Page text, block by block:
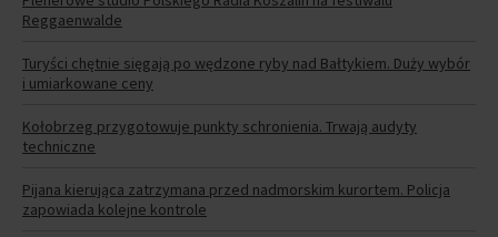
Reggaenwalde
Turyści chętnie sięgają po wędzone ryby nad Bałtykiem. Duży wybór
i umiarkowane ceny
Kołobrzeg przygotowuje punkty schronienia. Trwają audyty
techniczne
Pijana kierująca zatrzymana przed nadmorskim kurortem. Policja
zapowiada kolejne kontrole